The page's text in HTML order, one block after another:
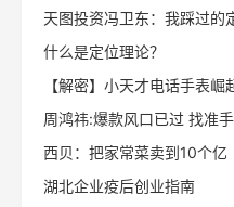
天图投资冯卫东：我踩过的
什么是定位理论？
【解密】小天才电话手表崛
周鸿祎:爆款风口已过 找准
西贝：把家常菜卖到10个亿
湖北企业疫后创业指南